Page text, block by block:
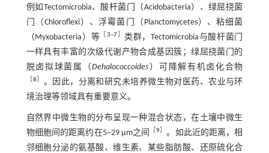
例如Tectomicrobia、酸杆菌门（Acidobacteria）、绿屈挠菌
门（Chloroflexi）、浮霉菌门（Planctomycetes）、粘细菌
（Myxobacteria）等
3~7］ 类群，Tectomicrobia与酸杆菌门
一样具有丰富的次级代谢产物合成基因簇；绿屈挠菌门的
脱卤拟球菌属（Dehalococcoides ）可降解有机卤化合物
［8
。因此，分离和研究未培养微生物对医药、农业与环
境治理等领域具有重要意义。
自然界中微生物的分布呈现一种混合状态，在土壤中微生
物细胞间的距离约在5~29 μm之间
［9
。如此近的距离，相
邻细胞分泌的氨基酸、维生素、某些脂肪酸、还原硫化合